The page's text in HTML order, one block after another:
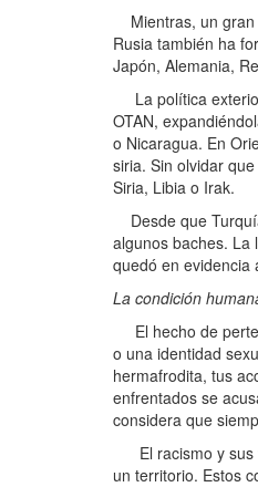
Mientras, un gran
Rusia también ha
Japón, Alemania,
La política
OTAN,
o Nicaragua. En
siria. Sin olvidar
Siria, Libia o Irak.
Desde que
algunos baches. La
quedó en evidencia
La condición
El hecho de
o una identidad
hermafrodita, tus
enfrentados se
considera que
El racismo y sus
un territorio. Estos